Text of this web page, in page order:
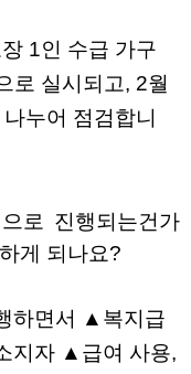
1인 수급 가구
로 실시되고, 2월
누어 점검합니
로 진행되는건가
게 되나요?
하면서 ▲ 복지급
지자 ▲ 급여 사용,